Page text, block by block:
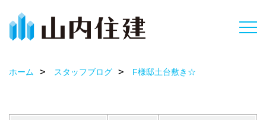
ホーム スタッフブログ F様邸土台敷き☆